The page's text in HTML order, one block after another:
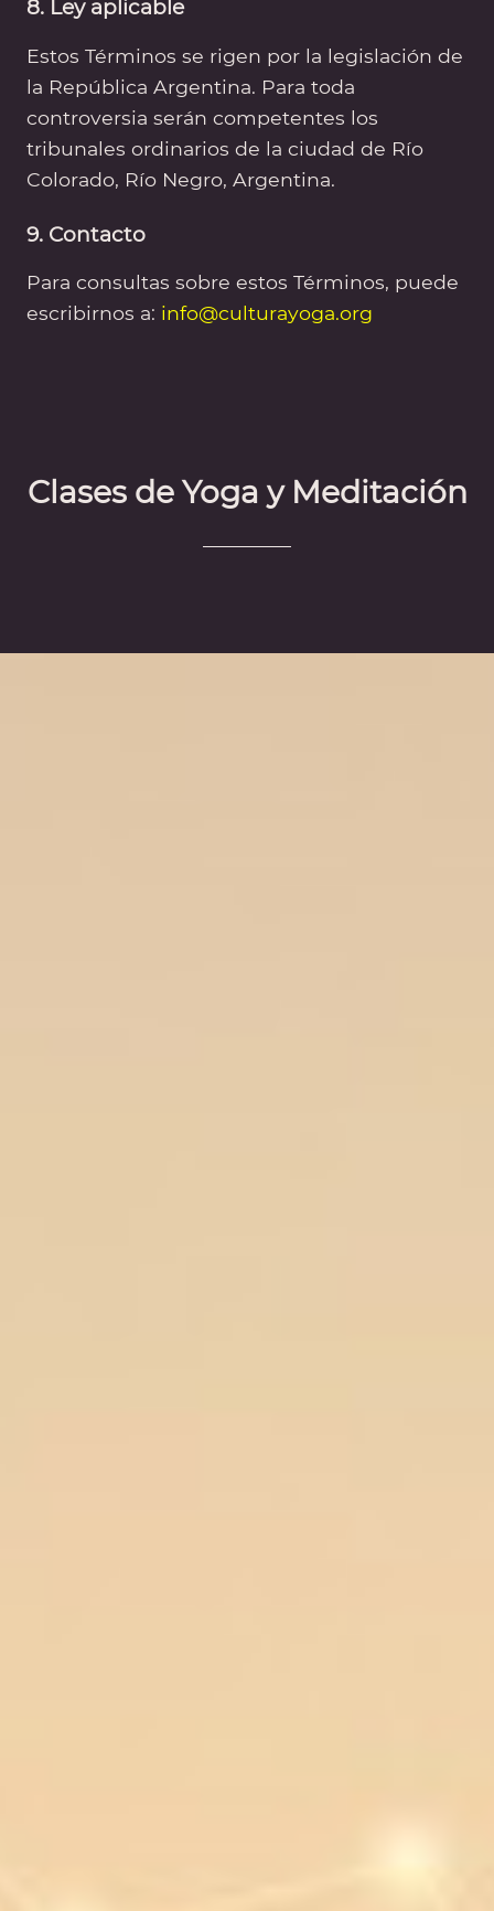
8. Ley aplicable
Estos Términos se rigen por la legislación de
la República Argentina. Para toda
controversia serán competentes los
tribunales ordinarios de la ciudad de Río
Colorado, Río Negro, Argentina.
9. Contacto
Para consultas sobre estos Términos, puede
escribirnos a: info@culturayoga.org
Clases de Yoga y Meditación